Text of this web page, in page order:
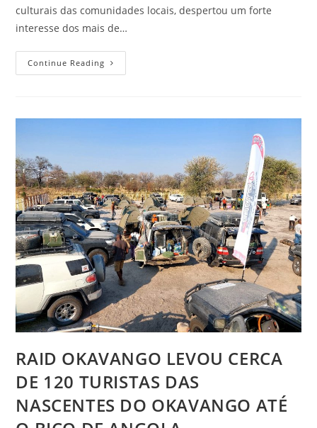
culturais das comunidades locais, despertou um forte
interesse dos mais de…
Continue Reading
RAID OKAVANGO LEVOU CERCA
DE 120 TURISTAS DAS
NASCENTES DO OKAVANGO ATÉ